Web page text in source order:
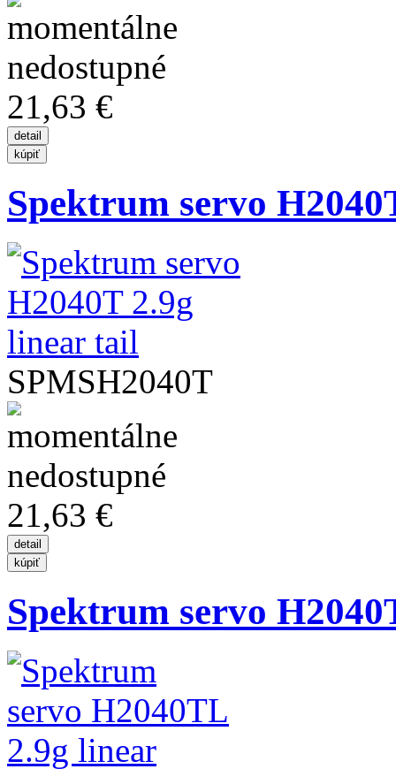
21,63 €
Spektrum servo
SPMSH2040T
21,63 €
Spektrum servo